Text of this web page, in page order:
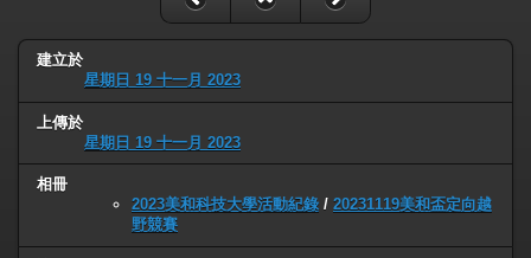
建立於
星期日 19 十一月 2023
上傳於
星期日 19 十一月 2023
相冊
2023美和科技大學活動紀錄 / 20231119美和盃定向越
野競賽